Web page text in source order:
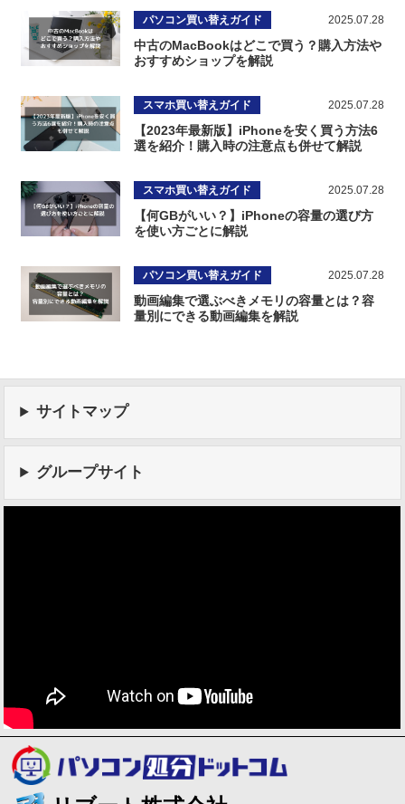
パソコン買い替えガイド 2025.07.28
中古のMacBookはどこで買う？購入方法や
おすすめショップを解説
スマホ買い替えガイド 2025.07.28
【2023年最新版】iPhoneを安く買う方法6
選を紹介！購入時の注意点も併せて解説
スマホ買い替えガイド 2025.07.28
【何GBがいい？】iPhoneの容量の選び方
を使い方ごとに解説
パソコン買い替えガイド 2025.07.28
動画編集で選ぶべきメモリの容量とは？容
量別にできる動画編集を解説
サイトマップ
グループサイト